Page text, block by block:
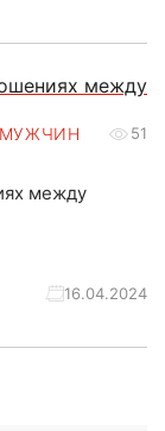
51
между
16.04.2024